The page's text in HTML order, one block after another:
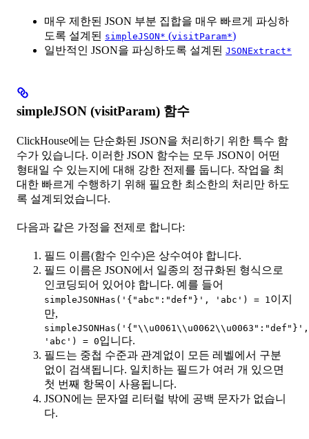
매우 제한된 JSON 부분 집합을 매우 빠르게 파싱하
도록 설계된 simpleJSON* (visitParam*)
일반적인 JSON을 파싱하도록 설계된 JSONExtract*
simpleJSON (visitParam) 함수
ClickHouse에는 단순화된 JSON을 처리하기 위한 특수 함
수가 있습니다. 이러한 JSON 함수는 모두 JSON이 어떤
형태일 수 있는지에 대해 강한 전제를 둡니다. 작업을 최
대한 빠르게 수행하기 위해 필요한 최소한의 처리만 하도
록 설계되었습니다.
다음과 같은 가정을 전제로 합니다:
필드 이름(함수 인수)은 상수여야 합니다.
필드 이름은 JSON에서 일종의 정규화된 형식으로
인코딩되어 있어야 합니다. 예를 들어
simpleJSONHas('{"abc":"def"}', 'abc') = 1이지
만,
simpleJSONHas('{"\\u0061\\u0062\\u0063":"def"}',
'abc') = 0입니다.
필드는 중첩 수준과 관계없이 모든 레벨에서 구분
없이 검색됩니다. 일치하는 필드가 여러 개 있으면
첫 번째 항목이 사용됩니다.
JSON에는 문자열 리터럴 밖에 공백 문자가 없습니
다.